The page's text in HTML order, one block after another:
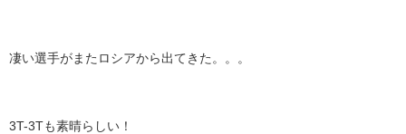
凄い選手がまたロシアから出てきた。。。
3T-3Tも素晴らしい！